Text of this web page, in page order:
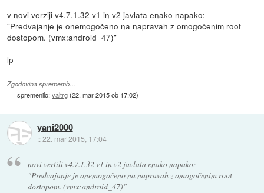
v novi verziji v4.7.1.32 v1 in v2 javlata enako napako:
"Predvajanje je onemogočeno na napravah z omogočenim root
dostopom. (vmx:android_47)"
lp
Zgodovina sprememb…
spremenilo:valtrg(22. mar 2015 ob 17:02)
yani2000
::22. mar 2015, 17:04
novi vertili v4.7.1.32 v1 in v2 javlata enako napako:
"Predvajanje je onemogočeno na napravah z omogočenim root
dostopom. (vmx:android_47)"